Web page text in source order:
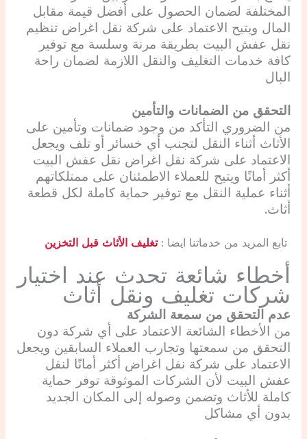
المختلفة لضمان الحصول على أفضل قيمة مقابل
المال ويتيح الاعتماد على شركة نقل اغراض تنظيم
نقل عفش البيت بطريقة مرنة وسلسة مع توفير
كافة خدمات التغليف والنقل اللازمة لضمان راحة
البال
التحقق من الضمانات والتأمين
من الضروري التأكد من وجود ضمانات وتأمين على
الأثاث أثناء النقل لتجنب أي خسائر أو تلف ويجعل
الاعتماد على شركة نقل اغراض نقل عفش البيت
أكثر أمانًا ويتيح للعملاء الاطمئنان على ممتلكاتهم
أثناء عملية النقل مع توفير حماية كاملة لكل قطعة
أثاث.
تابع المزيد من خدماتنا ايضا :تغليف الأثاث قبل التخزين
أخطاء شائعة تحدث عند اختيار
شركات تغليف ونقل أثاث
عدم التحقق من سمعة الشركة
من الأخطاء الشائعة الاعتماد على أي شركة دون
التحقق من سمعتها وتجارب العملاء السابقين ويجعل
الاعتماد على شركة نقل اغراض أكثر أمانًا لنقل
عفش البيت لأن الشركات الموثوقة توفر حماية
كاملة للأثاث وتضمن وصوله إلى المكان الجديد
بدون أي مشاكل